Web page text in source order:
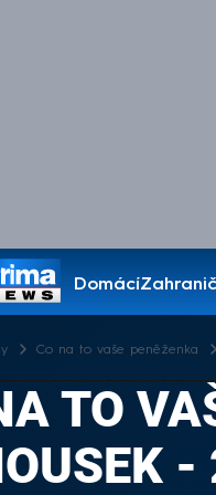
Domácí
Pořady
Co na to vaše peněženka
TO